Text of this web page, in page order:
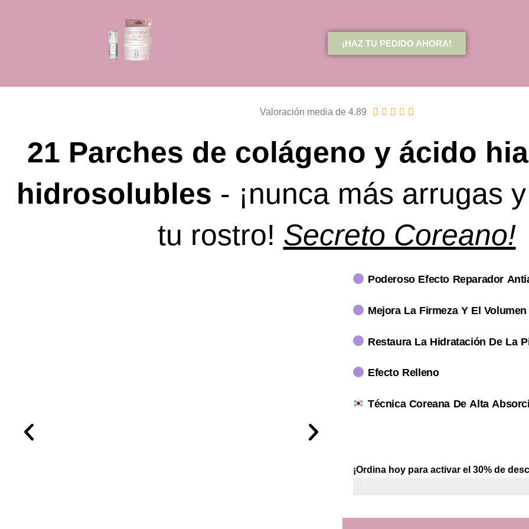
¡HAZ TU PEDIDO AHORA!
Valoración media de 4.89     
5
21 Parches de colágeno y ácido
hidrosolubles - ¡nunca más arrugas
tu rostro! Secreto Coreano!
Poderoso Efecto Reparador
Mejora La Firmeza Y El Volumen
Restaura La Hidratación De La
Efecto Relleno
Técnica Coreana De Alta
¡Ordina hoy para activar el 30% de